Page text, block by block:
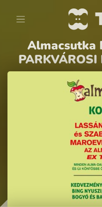
Almacsutka